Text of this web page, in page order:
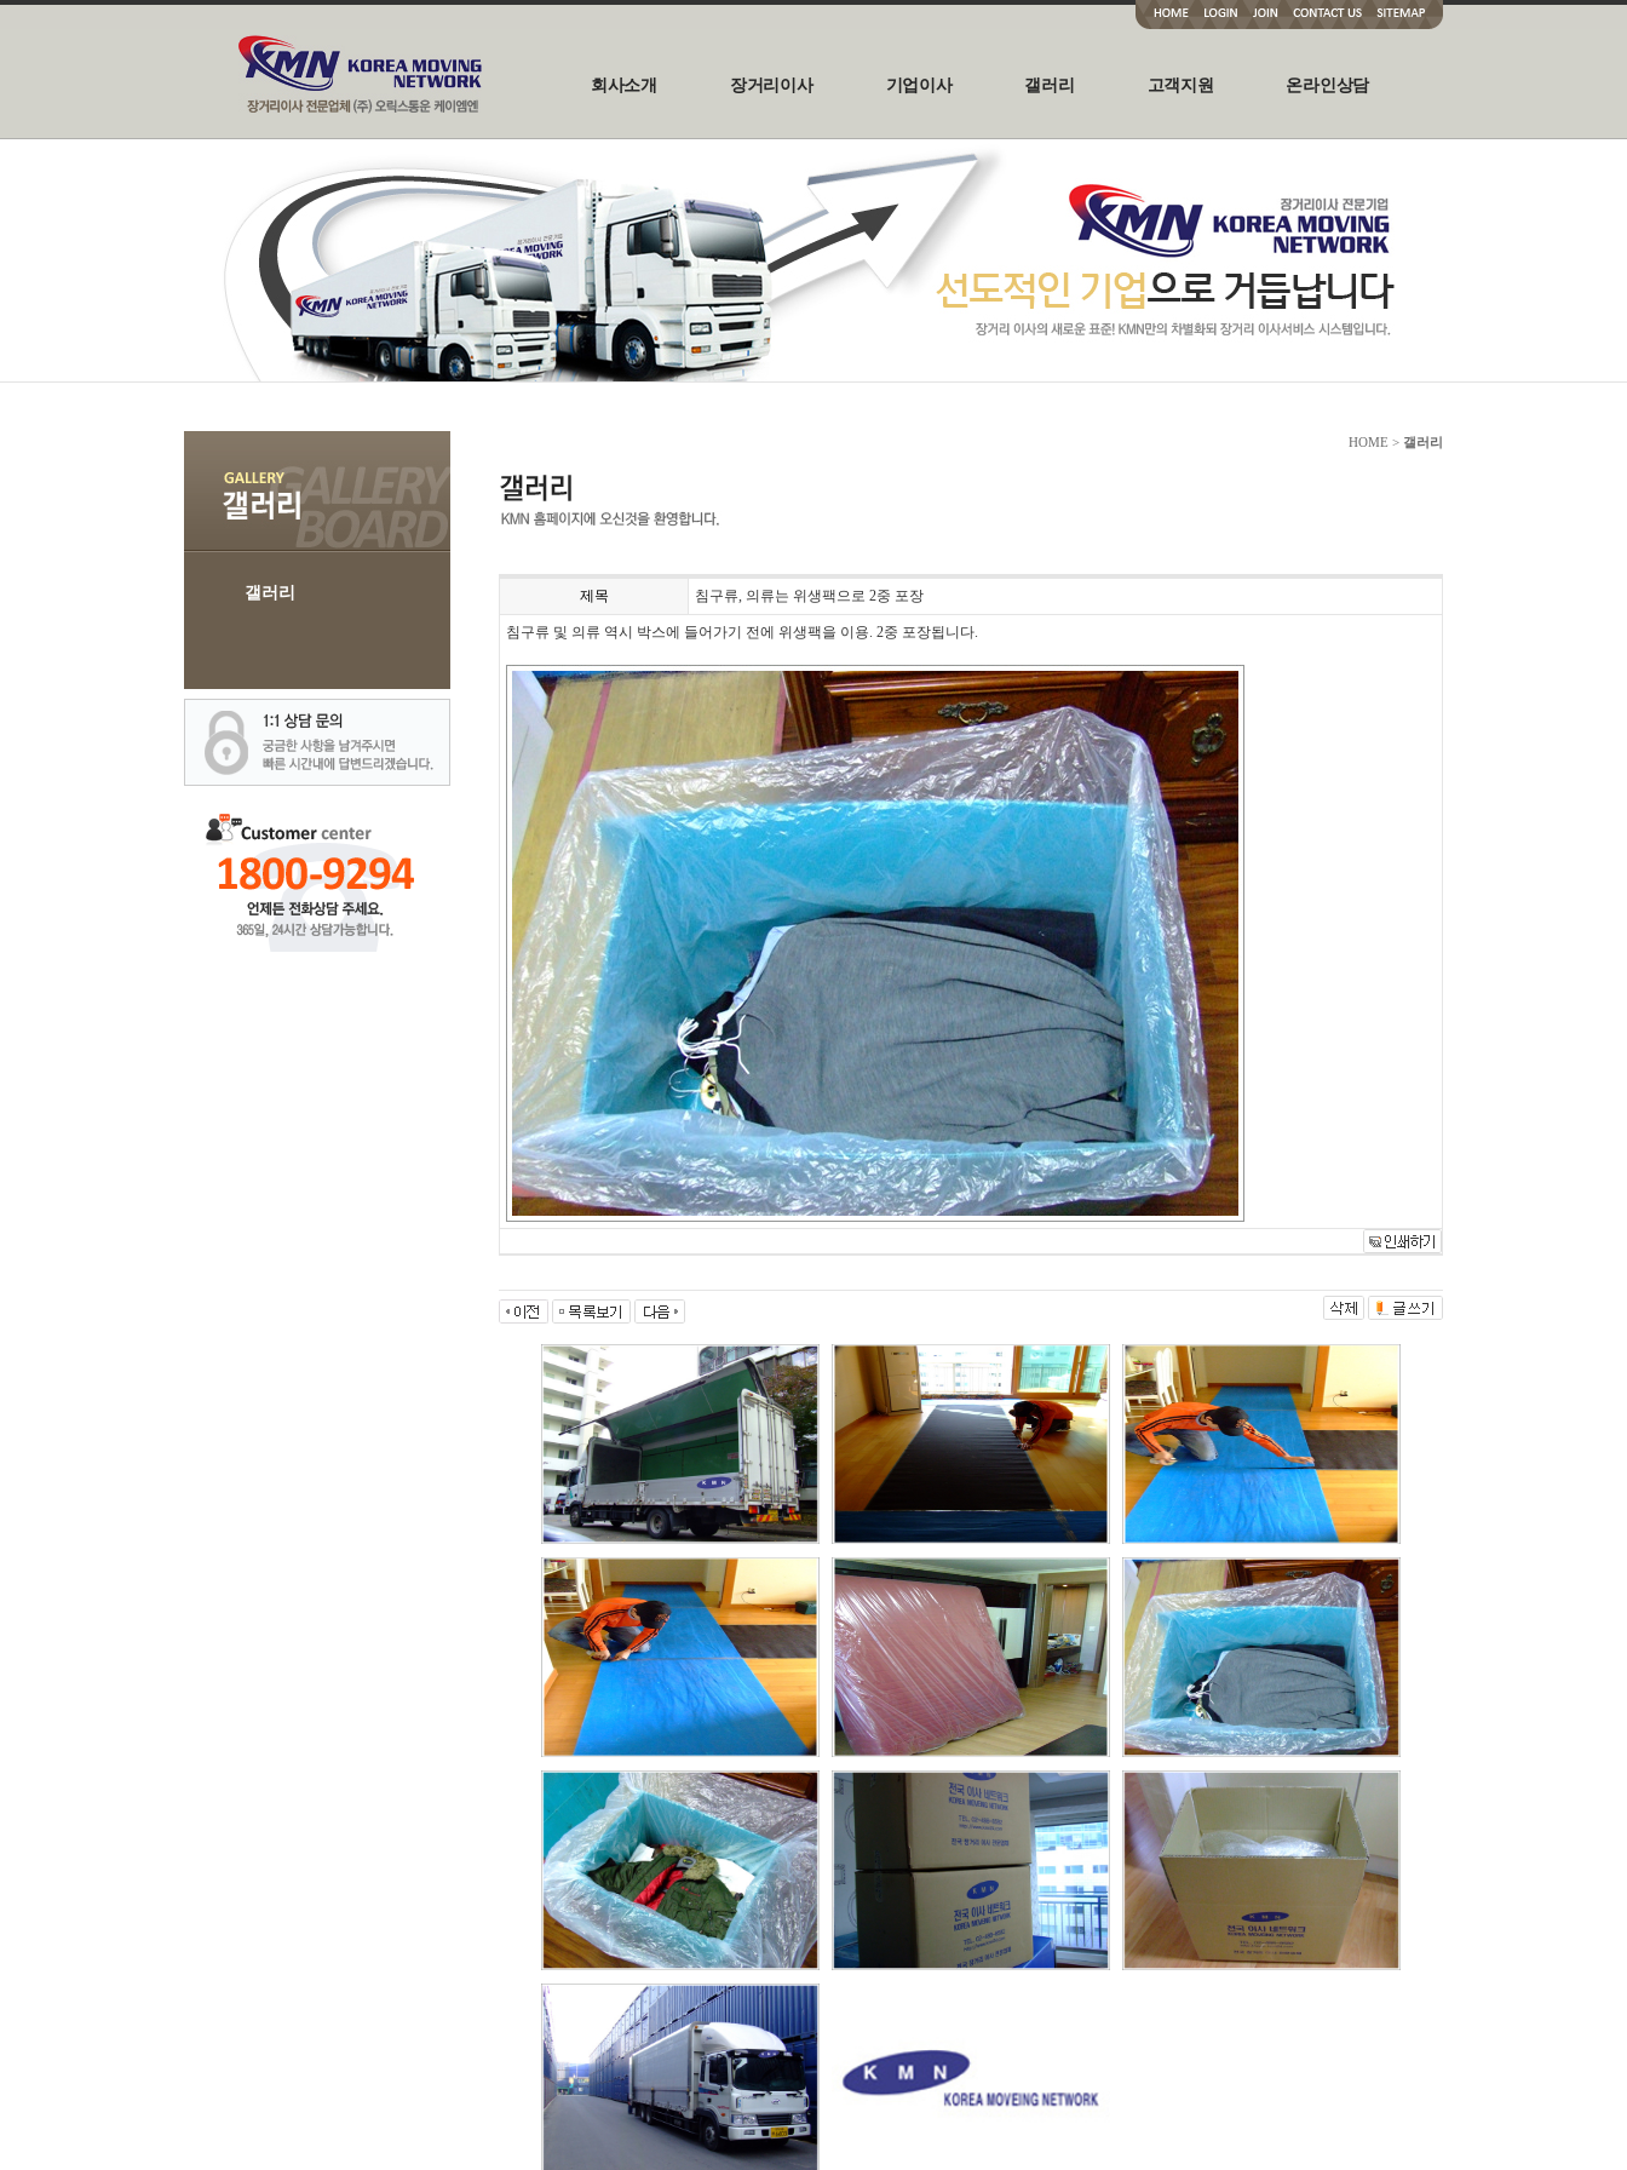
회사소개 장거리이사 기업이사 갤러리 고객지원 온라인상담
갤러리
HOME > 갤러리
제목 침구류, 의류는 위생팩으로 2중 포장
침구류 및 의류 역시 박스에 들어가기 전에 위생팩을 이용. 2중 포장됩니다.